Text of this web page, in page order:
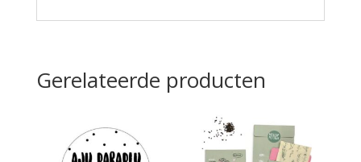
Gerelateerde producten